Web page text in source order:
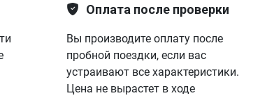
Оплата после проверки
Вы производите оплату после
пробной поездки, если вас
устраивают все характеристики.
Цена не вырастет в ходе